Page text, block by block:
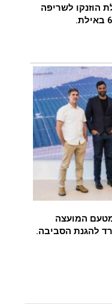
הוזנקו לשריפה
המועצה
להגנת הסביבה.